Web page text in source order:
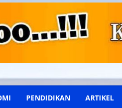
PENDIDIKAN ARTIKEL